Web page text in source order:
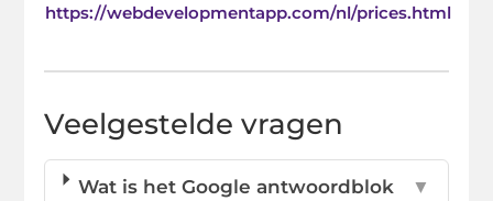
https://webdevelopmentapp.com/nl/prices.html
Veelgestelde vragen
Wat is het Google antwoordblok
▼